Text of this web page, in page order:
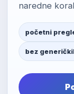
naredne
početni
bez